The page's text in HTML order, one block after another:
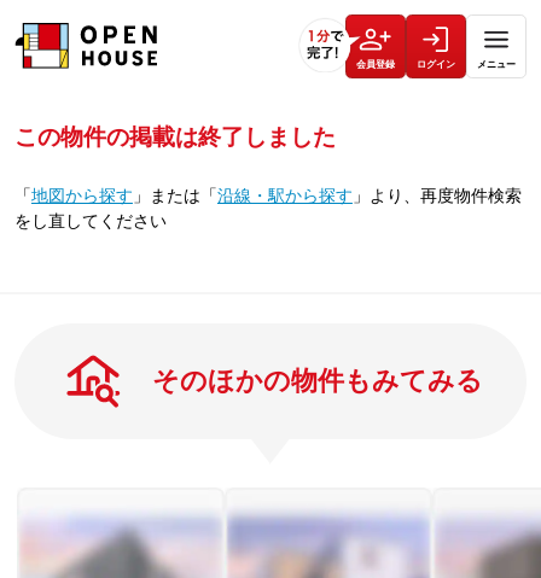
会員登録 ログイン メニュー
この物件の掲載は終了しました
「地図から探す 」 または 「沿線・駅から探す 」 より、再度物件検索
をし直してください
そのほかの物件もみてみる